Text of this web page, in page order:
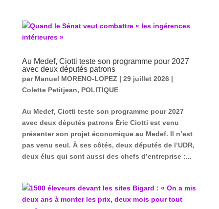
Au Medef, Ciotti teste son programme pour 2027
avec deux députés patrons
par Manuel MORENO-LOPEZ| 29 juillet 2026|
Colette Petitjean, POLITIQUE
Au Medef, Ciotti teste son programme pour 2027
avec deux députés patrons Éric Ciotti est venu
présenter son projet économique au Medef. Il n’est
pas venu seul. À ses côtés, deux députés de l’UDR,
deux élus qui sont aussi des chefs d’entreprise :...